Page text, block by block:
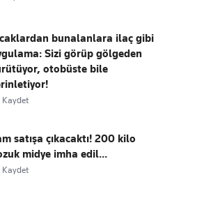
bunalanlara ilaç gibi
Sizi görüp gölgeden
otobüste bile
Kaydet
satışa çıkacaktı! 200 kilo
midye imha edil...
Kaydet